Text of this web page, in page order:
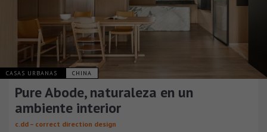
CASAS URBANAS CHINA
Pure Abode, naturaleza en un
ambiente interior
c.dd – correct direction design